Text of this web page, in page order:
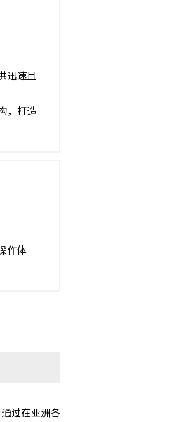
迅速且
，打造
作体
过在亚洲各